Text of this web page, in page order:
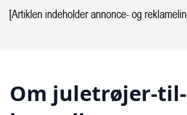
Om juletrøjer-til-